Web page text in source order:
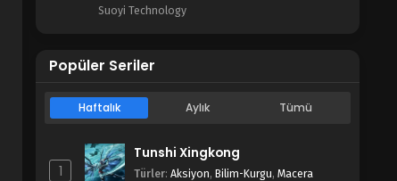
Suoyi Technology
Popüler Seriler
Haftalık Aylık Tümü
1
Tunshi Xingkong
Türler: Aksiyon, Bilim-Kurgu, Macera